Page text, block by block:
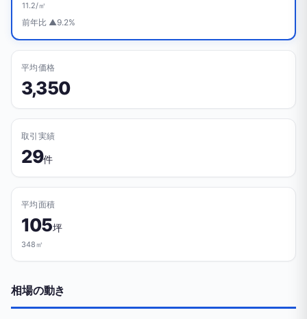
11.2/㎡
前年比 ▲9.2%
平均価格
3,350
取引実績
29件
平均面積
105坪
348㎡
相場の動き